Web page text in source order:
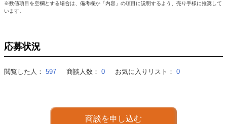
※数値項目を空欄とする場合は、備考欄か「内容」の項目に説明するよう、売り手様に推奨して
います。
応募状況
閲覧した人： 597 商談人数： 0 お気に入りリスト： 0
商談を申し込む